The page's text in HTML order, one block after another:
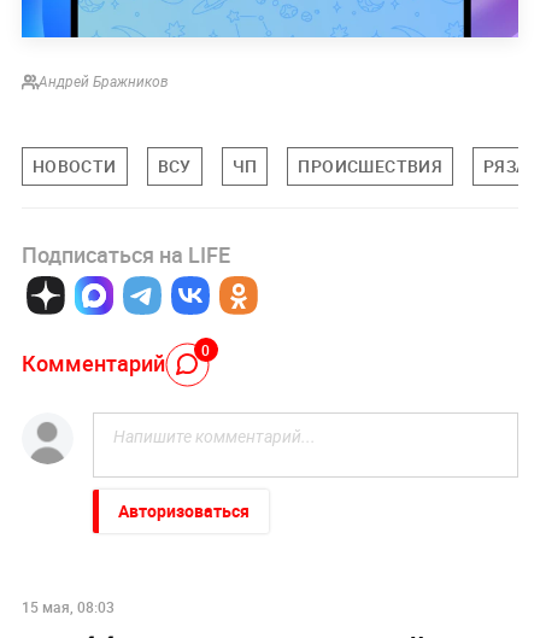
Андрей Бражников
НОВОСТИ ВСУ ЧП ПРОИСШЕСТВИЯ
Подписаться на LIFE
Комментарий 0
Авторизоваться
15 мая, 08:03